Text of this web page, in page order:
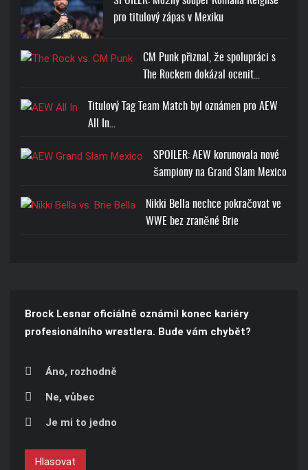
pro titulový zápas v Mexiku
CM Punk přiznal, že spolupráci s
The Rockem dokázal ocenit…
Titulový Tag Team Match byl oznámen pro AEW
All In…
SPOILER: AEW korunovala nové
šampiony na Grand Slam Mexico
Nikki Bella nechce pokračovat ve
WWE bez zraněné Brie
Brock Lesnar oficiálně oznámil konec kariéry
profesionálního wrestlera. Bude vám chybět?
Áno, rozhodně
Ne, vůbec
Je mi to jedno
Hlasovat